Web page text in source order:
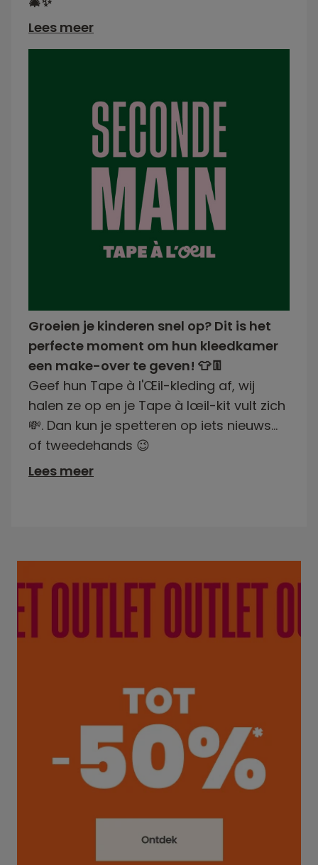
Lees meer
Groeien je kinderen snel op? Dit is het
perfecte moment om hun kleedkamer
een make-over te geven! 👕👖
Geef hun Tape à l'Œil-kleding af, wij
halen ze op en je Tape à lœil-kit vult zich
💸. Dan kun je spetteren op iets nieuws...
of tweedehands 😉
Lees meer